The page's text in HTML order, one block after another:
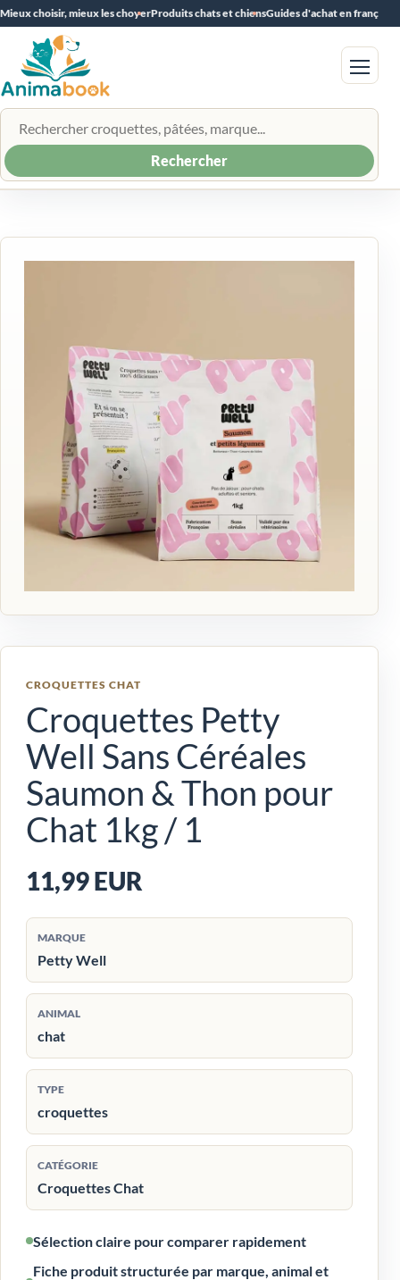
Mieux choisir, mieux les choyerProduits chats et chiensGuides d'achat en français
Rechercher un produit
Rechercher
Menu
CROQUETTES CHAT
Croquettes Petty
Well Sans Céréales
Saumon & Thon pour
Chat 1kg / 1
11,99 EUR
MARQUE
Petty Well
ANIMAL
chat
TYPE
croquettes
CATÉGORIE
Croquettes Chat
Sélection claire pour comparer rapidement
Fiche produit structurée par marque, animal et